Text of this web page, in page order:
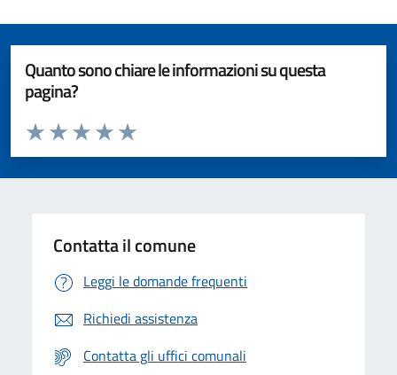
Quanto sono chiare le informazioni su questa
pagina?
Valuta da 1 a 5 stelle la pagina
Valuta 5 stelle su 5
Valuta 4 stelle su 5
Valuta 3 stelle su 5
Valuta 2 stelle su 5
Valuta 1 stelle su 5
Contatta il comune
Leggi le domande frequenti
Richiedi assistenza
Contatta gli uffici comunali